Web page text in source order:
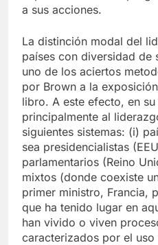
a sus acciones.
La distinción modal del
países con diversidad de
uno de los aciertos
por Brown a la
libro. A este efecto, en
principalmente al
siguientes sistemas: (i)
sea presidencialistas
parlamentarios (Reino
mixtos (donde coexiste
primer ministro, Francia,
que ha tenido lugar en
han vivido o viven
caracterizados por el